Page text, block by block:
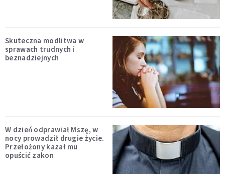
Skuteczna modlitwa w
sprawach trudnych i
beznadziejnych
W dzień odprawiał Mszę, w
nocy prowadził drugie życie.
Przełożony kazał mu
opuścić zakon